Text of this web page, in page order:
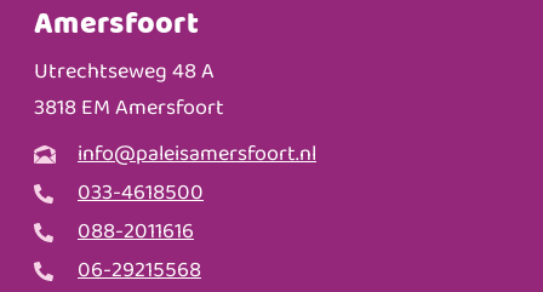
Amersfoort
Utrechtseweg 48 A
3818 EM Amersfoort
info@paleisamersfoort.nl
033-4618500
088-2011616
06-29215568